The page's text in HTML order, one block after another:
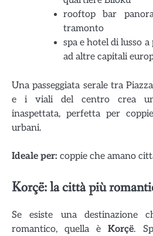
rooftop bar
tramonto
spa e hotel di lusso
ad altre capitali
Una passeggiata serale tra
e i viali del centro crea
inaspettata, perfetta per
urbani.
Ideale per: coppie che amano
Korçë: la città più
Se esiste una destinazione
romantico, quella èKorçë.